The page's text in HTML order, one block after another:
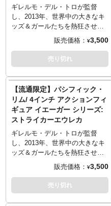
でアクションフィギュアをリリ
ースし、90年代ここ日本でも”ア
メトイブーム”を巻き起こした中
ギレルモ・デル・トロが監督
し、2013年、世界中の大きなキ
ッズ＆ガールたちを熱狂させた
映画『パシフィック・リム』。
そんなSF映画に一石を投じた作
品が、マクファーレントイズか
らこの2023年にアクションフィ
販売価格： ¥3,500
売り切れ
【流通限定】パシフィック・
リム/ 4インチ アクションフィ
ギュア イエーガー シリーズ:
ストライカーエウレカ
ギレルモ・デル・トロが監督
し、2013年、世界中の大きなキ
ッズ＆ガールたちを熱狂させた
映画『パシフィック・リム』。
そんなSF映画に一石を投じた作
品が、マクファーレントイズか
らこの2023年にアクションフィ
販売価格： ¥3,500
売り切れ